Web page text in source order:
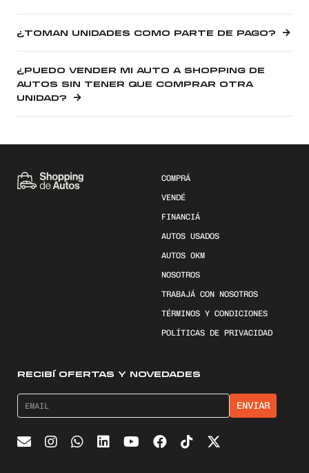
¿TOMAN UNIDADES COMO PARTE DE PAGO?
¿PUEDO VENDER MI AUTO A SHOPPING DE
AUTOS SIN TENER QUE COMPRAR OTRA
UNIDAD?
COMPRÁ
VENDÉ
FINANCIÁ
AUTOS USADOS
AUTOS 0KM
NOSOTROS
TRABAJÁ CON NOSOTROS
TÉRMINOS Y CONDICIONES
POLÍTICAS DE PRIVACIDAD
RECIBÍ OFERTAS Y NOVEDADES